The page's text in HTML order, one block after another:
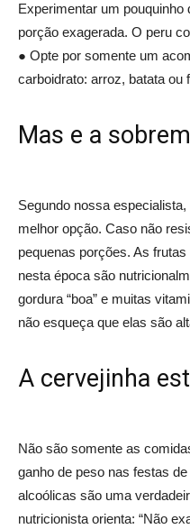
Experimentar um
porção exagerada. O peru
● Opte por somente um
carboidrato: arroz, batata ou
Mas e a
Segundo nossa
melhor opção. Caso não
pequenas porções. As
nesta época são
gordura “boa” e muitas
não esqueça que elas são
A cervejinha
Não são somente as
ganho de peso nas festas
alcoólicas são uma
nutricionista orienta: “Não